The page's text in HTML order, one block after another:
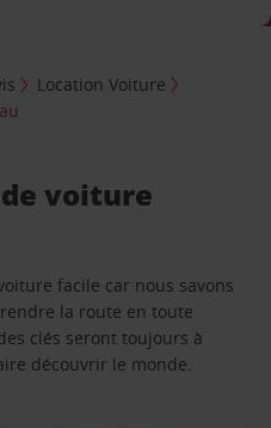
Location Voiture
voiture
facile car nous savons
la route en toute
clés seront toujours à
découvrir le monde.